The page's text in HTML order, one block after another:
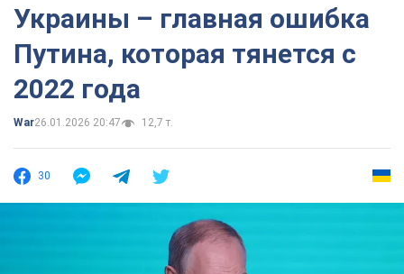
Украины – главная ошибка
Путина, которая тянется с
2022 года
War26.01.2026 20:47 12,7 т.
30